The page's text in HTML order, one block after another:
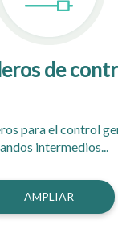
de
para el control
intermedios...
AMPLIAR